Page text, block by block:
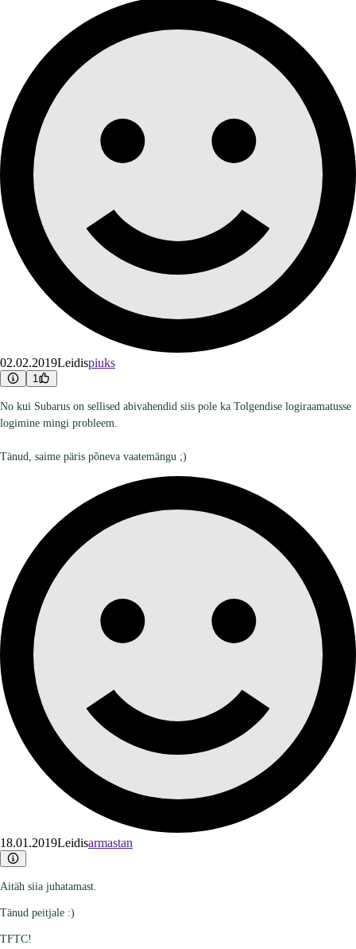
02.02.2019Leidispiuks
1
No kui Subarus on sellised abivahendid siis pole ka Tolgendise logiraamatusse
logimine mingi probleem.
Tänud, saime päris põneva vaatemängu ;)
18.01.2019Leidisarmastan
Aitäh siia juhatamast.
Tänud peitjale :)
TFTC!